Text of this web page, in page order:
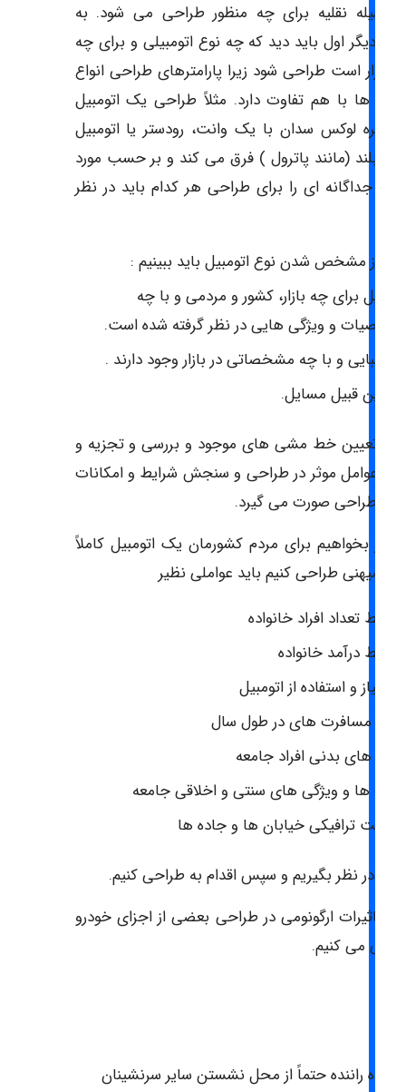
وسیله نقلیه برای چه منظور طراحی می شود. به
دیگر اول باید دید که چه نوع اتومبیلی و برای چه
قرار است طراحی شود زیرا پارامترهای طراحی انواع
ها با هم تفاوت دارد. مثلاً طراحی یک اتومبیل
نفره لوکس سدان با یک وانت، رودستر یا اتومبیل
بلند (مانند پاترول ) فرق می کند و بر حسب مورد
جداگانه ای را برای طراحی هر کدام باید در نظر
از مشخص شدن نوع اتومبیل باید ببینیم :
برای چه بازار، کشور و مردمی و با چه
و ویژگی هایی در نظر گرفته شده است.
رقبایی و با چه مشخصاتی در بازار وجود دارند .
از این قبیل مسایل.
از تعیین خط مشی های موجود و بررسی و تجزیه و
عوامل موثر در طراحی و سنجش شرایط و امکانات
طراحی صورت می گیرد.
اگر بخواهیم برای مردم کشورمان یک اتومبیل کاملاً
و میهنی طراحی کنیم باید عواملی نظیر
تعداد افراد خانواده
درآمد خانواده
نیاز و استفاده از اتومبیل
مسافرت های در طول سال
های بدنی افراد جامعه
ها و ویژگی های سنتی و اخلاقی جامعه
ترافیکی خیابان ها و جاده ها
در نظر بگیریم و سپس اقدام به طراحی کنیم.
تاثیرات ارگونومی در طراحی بعضی از اجزای خودرو
می کنیم.
راننده حتماً از محل نشستن سایر سرنشینان